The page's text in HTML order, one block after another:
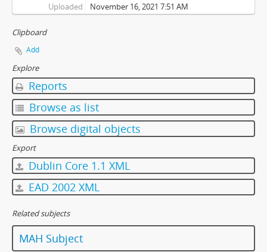
Uploaded
November 16, 2021 7:51 AM
Clipboard
Add
Explore
Reports
Browse as list
Browse digital objects
Export
Dublin Core 1.1 XML
EAD 2002 XML
Related subjects
MAH Subject